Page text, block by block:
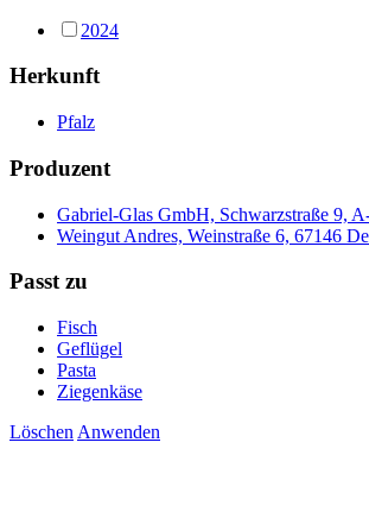
2024
Herkunft
Pfalz
Produzent
Gabriel-Glas GmbH, Schwarzstraße 9,
Weingut Andres, Weinstraße 6, 67146
Passt zu
Fisch
Geflügel
Pasta
Ziegenkäse
Löschen Anwenden